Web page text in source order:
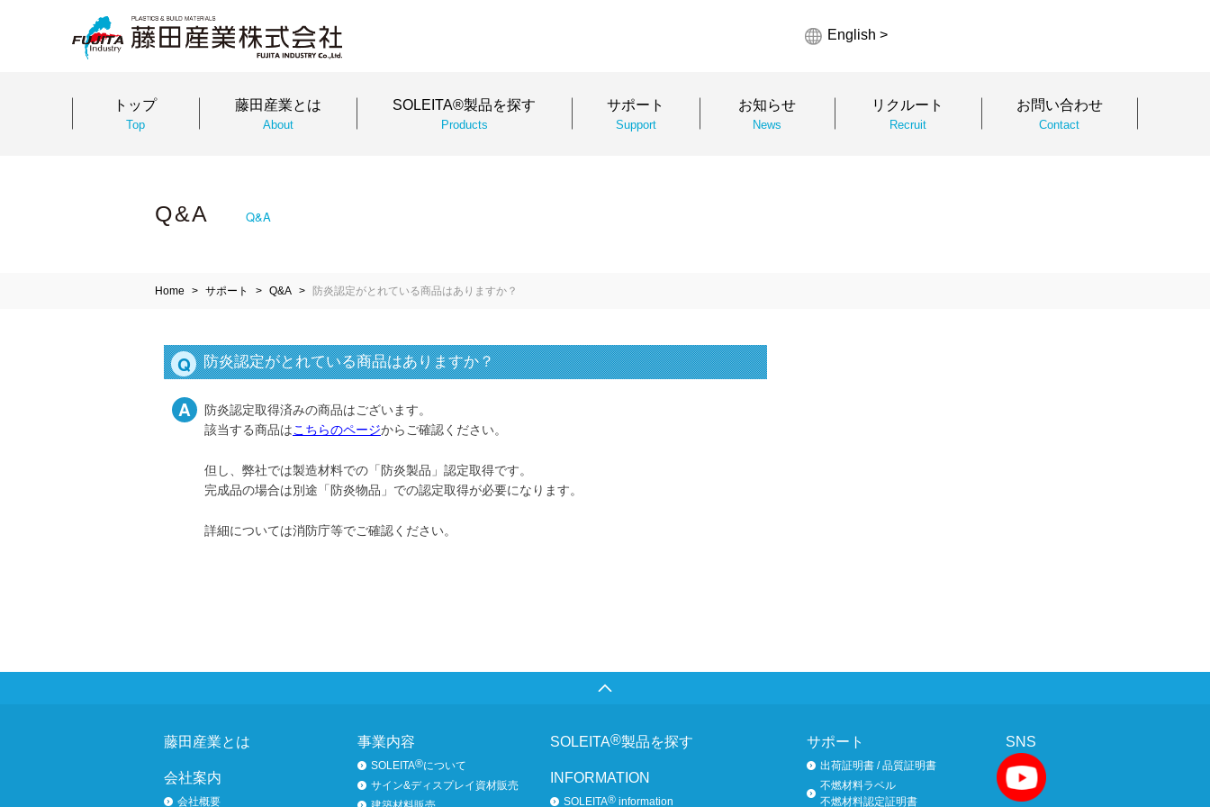
English >
トップ
Top
藤田産業とは
About
SOLEITA®製品を探す
Products
サポート
Support
お知らせ
News
リクルート
Recruit
お問い合わせ
Contact
Q&A Q&A
Home サポート Q&A 防炎認定がとれている商品はありますか？
Q 防炎認定がとれている商品はありますか？
A
防炎認定取得済みの商品はございます。
該当する商品はこちらのページからご確認ください。
但し、弊社では製造材料での「防炎製品」認定取得です。
完成品の場合は別途「防炎物品」での認定取得が必要になります。
詳細については消防庁等でご確認ください。
藤田産業とは
会社案内
会社概要
事業内容
SOLEITA®について
サイン&ディスプレイ資材販売
SOLEITA®製品を探す
INFORMATION
SOLEITA® information
サポート
出荷証明書 / 品質証明書
不燃材料ラベル
不燃材料認定証明書
SNS